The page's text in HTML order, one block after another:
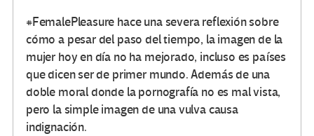
#FemalePleasure hace una severa reflexión sobre
cómo a pesar del paso del tiempo, la imagen de la
mujer hoy en día no ha mejorado, incluso es países
que dicen ser de primer mundo. Además de una
doble moral donde la pornografía no es mal vista,
pero la simple imagen de una vulva causa
indignación.